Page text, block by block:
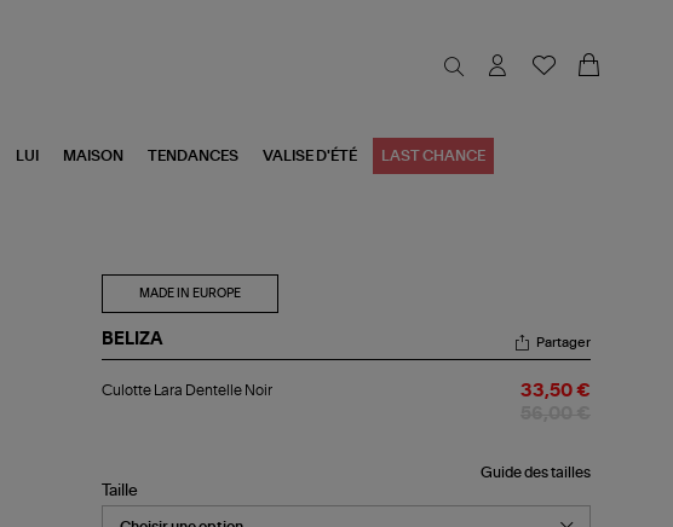
LUI MAISON TENDANCES VALISE D'ÉTÉ LAST CHANCE
MADE IN EUROPE
BELIZA
Lara
Partager
Culotte Lara Dentelle Noir 33,50 €
Guide des tailles
Taille